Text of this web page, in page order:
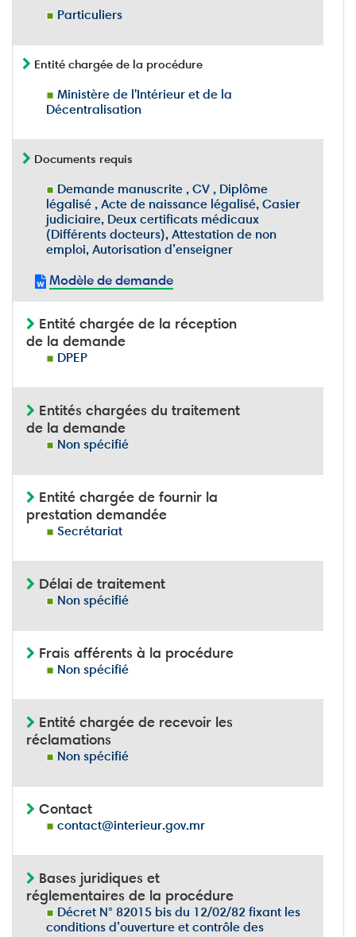
Particuliers
Entité chargée de la procédure
Ministère de l'Intérieur et de la
Décentralisation
Documents requis
Demande manuscrite , CV , Diplôme
légalisé , Acte de naissance légalisé, Casier
judiciaire, Deux certificats médicaux
(Différents docteurs), Attestation de non
emploi, Autorisation d’enseigner
Modèle de demande
Entité chargée de la réception
de la demande
DPEP
Entités chargées du traitement
de la demande
Non spécifié
Entité chargée de fournir la
prestation demandée
Secrétariat
Délai de traitement
Non spécifié
Frais afférents à la procédure
Non spécifié
Entité chargée de recevoir les
réclamations
Non spécifié
Contact
contact@interieur.gov.mr
Bases juridiques et
réglementaires de la procédure
Décret N° 82015 bis du 12/02/82 fixant les
conditions d’ouverture et contrôle des